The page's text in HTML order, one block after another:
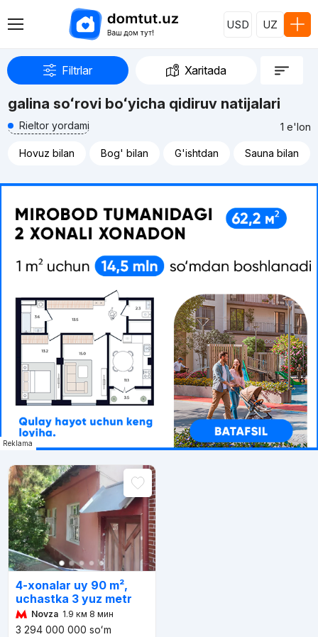
USD UZ
Filtrlar Xaritada
galina soʻrovi boʻyicha qidiruv natijalari
1 e'lon
Rieltor yordami
Hovuz bilan Bog' bilan G'ishtdan Sauna bilan
Reklama
4-xonalar uy 90 m²,
uchastka 3 yuz metr
Novza 1.9 км 8 мин
3 294 000 000 soʻm